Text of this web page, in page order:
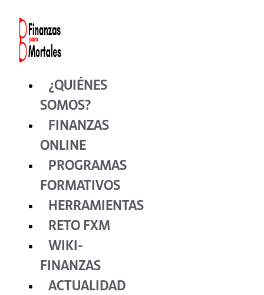
contenido
¿QUIÉNES
SOMOS?
FINANZAS
ONLINE
PROGRAMAS
FORMATIVOS
HERRAMIENTAS
RETO FXM
WIKI-
FINANZAS
ACTUALIDAD